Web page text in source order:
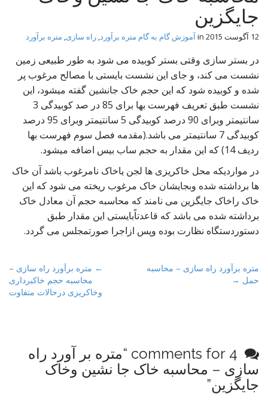
جایگزین
12 آگوست 2015 آموزش گام به گام متره برآورد, راه سازی, متره برآورد
در بستر سازی وقتی بستر کوبیده می شود به طور طبیعی زمین
نشست می کند، و جای این نشست بایستی با مصالح مرغوب پر
شده و کوبیده شود که این حجم خاک جانشین گفته میشود، این
نشست طبق تعریف فهرست بها برای 85 در صد کوبیدگی 3
سانتیمتر وبرای 90 درصد کوبیدگی 5 سانتیمتر وبرای 95 درصد
کوبیدگی 7 سانتیمتر می باشد.(مقدمه فصل سوم فهرست بها
ردیف 14) که این مقدار به حجم ساب بیس اضافه میشود.
در مواردیکه محل خاکریزی ها لجن یاخاک نامرغوب باشد آن خاک
ها برداشته شده وبجایشان خاک مرغوب ریخته می شود که این
خاک راخاک جایگزین می نامند که محاسبه حجم آن معادل خاک
برداشته شده می باشد که قاعدتاًبایستی این مقدار طبق
دستوردستگاه نظارت بوده وپس ازاجرا صورتمجلس می گردد.
P
o
a
v
i
g
← متره برآورد راه سازی –
محاسبه حجم خاکبرداری
وخاکریزی درحالات متفاوت
متره برآورد راه سازی – محاسبه
حمل →
متره بر آورد راه
سازی – محاسبه خاک جا نشین وخاک
جایگزین”